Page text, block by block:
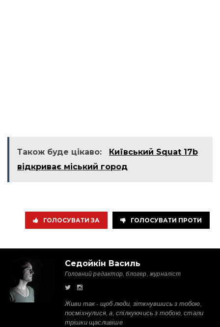
Також буде цікаво:
Київський Squat 17b
відкриває міський город
ГОЛОСУВАТИ ЗА ГОЛОСУВАТИ ПРОТИ
Седойкін Василь
Головний редактор, блогер, журналіст
Живи так - щоб люди, зіткнувшись з тобою,
посміхнулися, а, спілкуючись з тобою, стали
трішки щасливіше